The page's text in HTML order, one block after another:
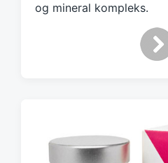
og mineral kompleks.